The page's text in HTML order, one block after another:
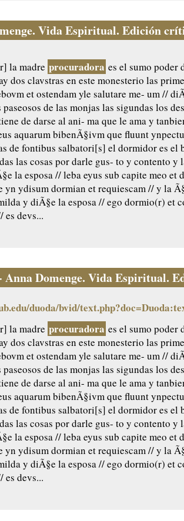
Vida Espiritual. Edición
la madre procuradora es el sumo poder
dos clavstras en este monesterio las
et ostendam yle salutare me- um //
paseosos de las monjas las sigundas los
de darse al ani- ma que le ama y
aquarum bibenÃ§ivm que fluunt
de fontibus salbatori[s] el dormidor es el
las cosas por darle gus- to y contento y
la esposa // leba eyus sub capite meo et
yn ydisum dormian et requiescam // y la
y diÃ§e la esposa // ego dormio(r) et
es devs...
Anna Domenge. Vida Espiritual.
duoda/bvid/
la madre procuradora es el sumo poder
dos clavstras en este monesterio las
et ostendam yle salutare me- um //
paseosos de las monjas las sigundas los
de darse al ani- ma que le ama y
aquarum bibenÃ§ivm que fluunt
de fontibus salbatori[s] el dormidor es el
las cosas por darle gus- to y contento y
la esposa // leba eyus sub capite meo et
yn ydisum dormian et requiescam // y la
y diÃ§e la esposa // ego dormio(r) et
es devs...